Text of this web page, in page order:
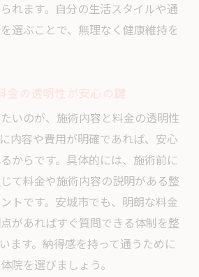
れます。自分の生活スタイルや通
選ぶことで、無理なく健康維持を
いのが、施術内容と料金の透明性
内容や費用が明確であれば、安心
からです。具体的には、施術前に
て料金や施術内容の説明がある整
トです。安城市でも、明朗な料金
があればすぐ質問できる体制を整
ます。納得感を持って通うために
院を選びましょう。